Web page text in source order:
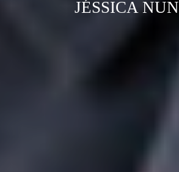
JÉSSICA